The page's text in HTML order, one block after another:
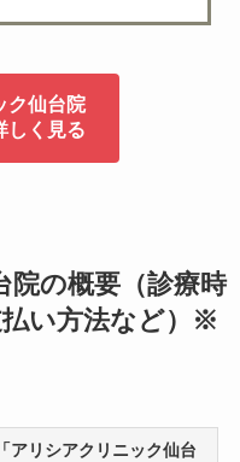
ク仙台院
しく見る
院の概要（診療時
払い方法など）※
「アリシアクリニック仙台